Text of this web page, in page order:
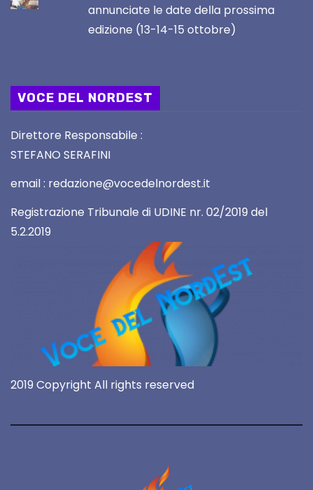
annunciate le date della prossima
edizione (13-14-15 ottobre)
VOCE DEL NORDEST
Direttore Responsabile :
STEFANO SERAFINI
email : redazione@vocedelnordest.it
Registrazione Tribunale di UDINE nr. 02/2019 del
5.2.2019
2019 Copyright All rights reserved